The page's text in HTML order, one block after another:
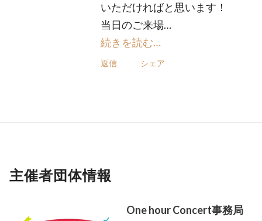
いただければと思います！
当日のご来場…
続きを読む…
返信 シェア
主催者団体情報
One hour Concert事務局